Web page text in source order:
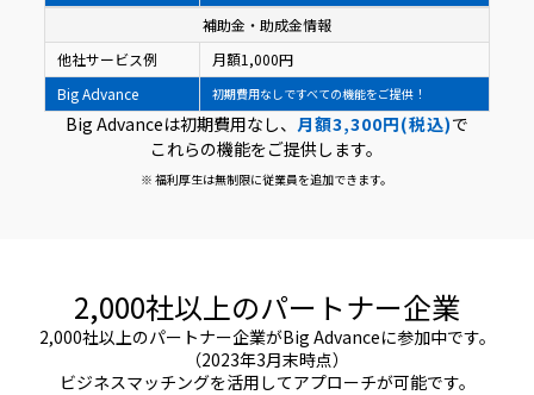
補助金・助成金情報
他社サービス例
月額1,000円
Big Advance
初期費用なしですべての機能をご提供！
Big Advanceは初期費用なし、 月額3,300円(税込)で
これらの機能をご提供します。
※ 福利厚生は無制限に従業員を追加できます。
2,000社以上のパートナー企業
2,000社以上のパートナー企業がBig Advanceに参加中です。
（2023年3月末時点）
ビジネスマッチングを活用してアプローチが可能です。